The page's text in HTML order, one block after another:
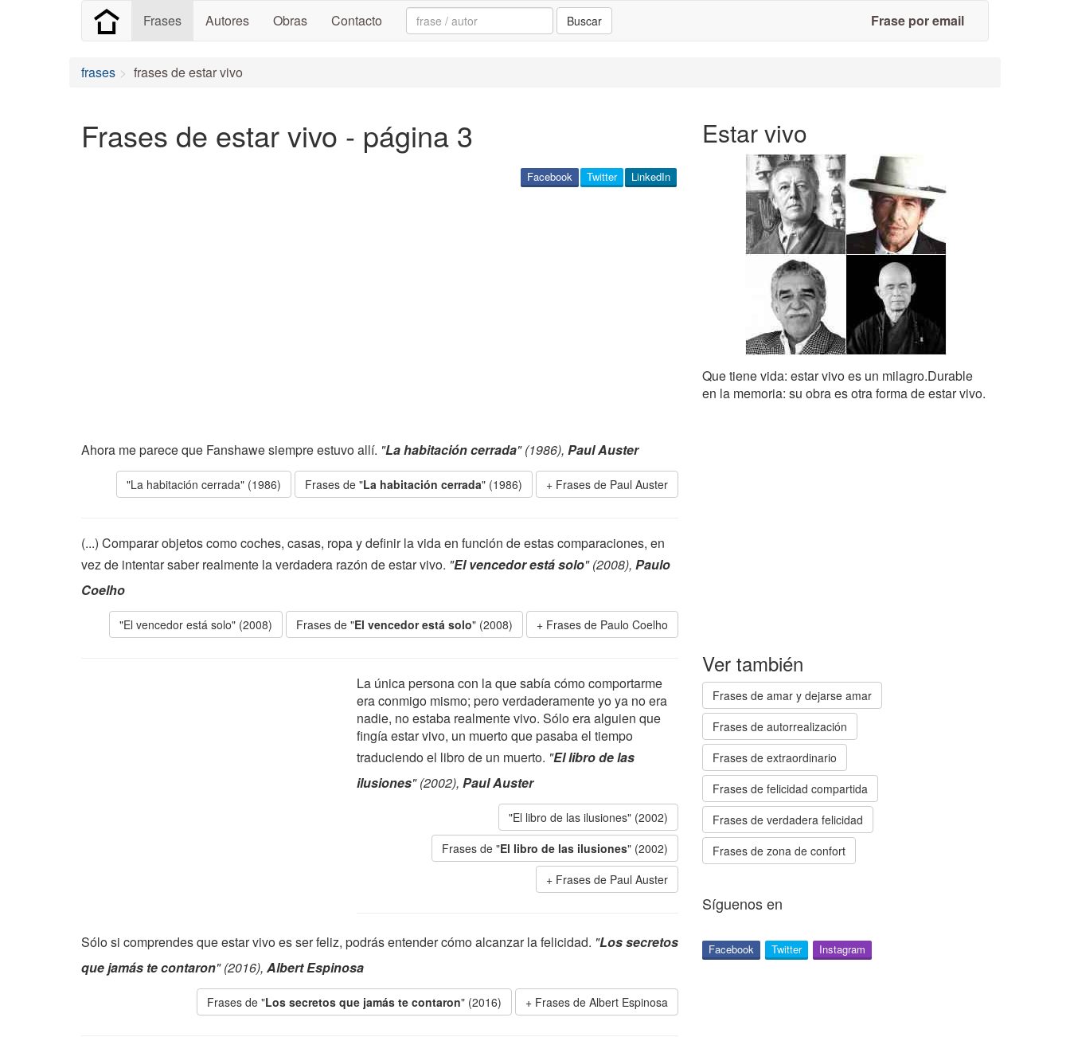
Frases Autores Obras Contacto Search: Buscar Frase por email
frases frases de estar vivo
Frases de estar vivo - página 3
LinkedIn
Twitter
Facebook
Ahora me parece que Fanshawe siempre estuvo allí. "La habitación cerrada" (1986), Paul Auster
"La habitación cerrada" (1986) Frases de "La habitación cerrada" (1986) Frases de Paul Auster
(...) Comparar objetos como coches, casas, ropa y definir la vida en función de estas comparaciones, en
vez de intentar saber realmente la verdadera razón de estar vivo. "El vencedor está solo" (2008), Paulo
Coelho
"El vencedor está solo" (2008) Frases de "El vencedor está solo" (2008) Frases de Paulo Coelho
La única persona con la que sabía cómo comportarme
era conmigo mismo; pero verdaderamente yo ya no era
nadie, no estaba realmente vivo. Sólo era alguien que
fingía estar vivo, un muerto que pasaba el tiempo
traduciendo el libro de un muerto. "El libro de las
ilusiones" (2002), Paul Auster
"El libro de las ilusiones" (2002)
Frases de "El libro de las ilusiones" (2002)
Frases de Paul Auster
Sólo si comprendes que estar vivo es ser feliz, podrás entender cómo alcanzar la felicidad. "Los secretos
que jamás te contaron" (2016), Albert Espinosa
Frases de "Los secretos que jamás te contaron" (2016) Frases de Albert Espinosa
Estar vivo
Que tiene vida: estar vivo es un milagro.Durable
en la memoria: su obra es otra forma de estar vivo.
Ver también
Frases de amar y dejarse amar
Frases de autorrealización
Frases de extraordinario
Frases de felicidad compartida
Frases de verdadera felicidad
Frases de zona de confort
Síguenos en
Facebook Twitter Instagram